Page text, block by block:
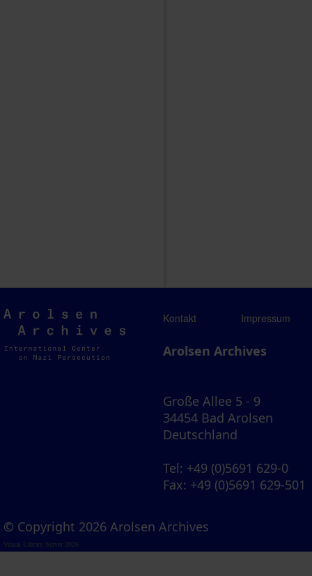
Arolsen
Archives
Kontakt Impressum
Arolsen Archives
Große Allee 5 - 9
34454 Bad Arolsen
Deutschland
Tel: +49 (0)5691 629-0
Fax: +49 (0)5691 629-501
© Copyright 2026 Arolsen Archives
Visual Library Server 2026